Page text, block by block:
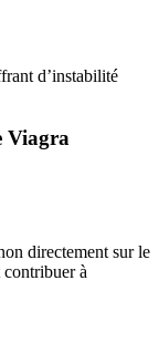
d’instabilité
Viagra
directement sur le
à